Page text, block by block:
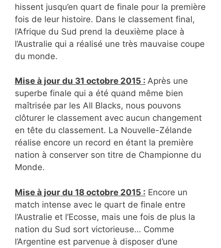
hissent jusqu’en quart de finale pour la première
fois de leur histoire. Dans le classement final,
l’Afrique du Sud prend la deuxième place à
l’Australie qui a réalisé une très mauvaise coupe
du monde.
Mise à jour du 31 octobre 2015 : Après une
superbe finale qui a été quand même bien
maîtrisée par les All Blacks, nous pouvons
clôturer le classement avec aucun changement
en tête du classement. La Nouvelle-Zélande
réalise encore un record en étant la première
nation à conserver son titre de Championne du
Monde.
Mise à jour du 18 octobre 2015 : Encore un
match intense avec le quart de finale entre
l’Australie et l’Ecosse, mais une fois de plus la
nation du Sud sort victorieuse… Comme
l’Argentine est parvenue à disposer d’une